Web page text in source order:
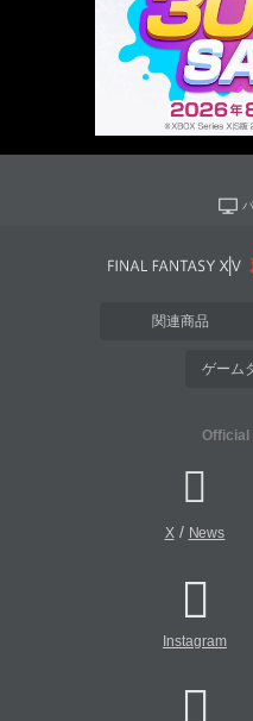
関連商品
ゲーム
Official
X/ News
Instagram